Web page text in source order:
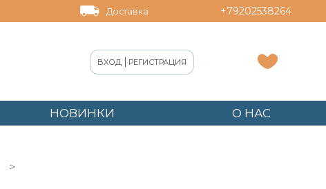
Доставка +79202538264
ВХОД |РЕГИСТРАЦИЯ
НОВИНКИ О НАС